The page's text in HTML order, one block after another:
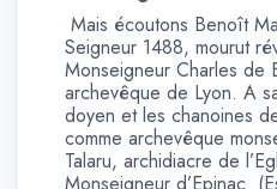
Mais écoutons Benoît
Seigneur 1488, mourut
Monseigneur Charles de
archevêque de Lyon. A
doyen et les chanoines
comme archevêque
Talaru, archidiacre de
Monseigneur d’Epinac